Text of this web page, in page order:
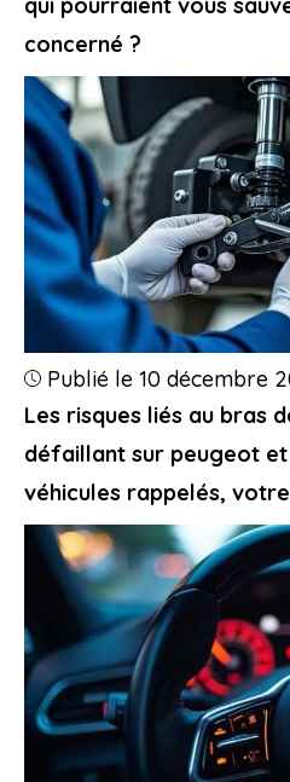
concerné ?
Les risques liés au bras
défaillant sur peugeot et
véhicules rappelés,
Publié le 10 décembre